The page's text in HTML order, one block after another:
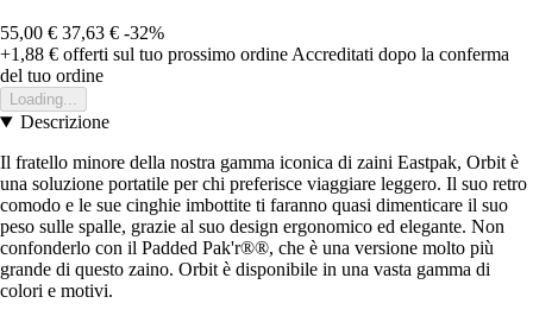
55,00 € 37,63 € -32%
+1,88 € offerti sul tuo prossimo ordine Accreditati dopo la conferma
del tuo ordine
Loading...
Descrizione
Il fratello minore della nostra gamma iconica di zaini Eastpak, Orbit è
una soluzione portatile per chi preferisce viaggiare leggero. Il suo retro
comodo e le sue cinghie imbottite ti faranno quasi dimenticare il suo
peso sulle spalle, grazie al suo design ergonomico ed elegante. Non
confonderlo con il Padded Pak'r®®, che è una versione molto più
grande di questo zaino. Orbit è disponibile in una vasta gamma di
colori e motivi.